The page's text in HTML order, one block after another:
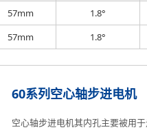
57mm 1.8°
57mm 1.8°
60系列空心轴步进电机
空心轴步进电机其内孔主要被用